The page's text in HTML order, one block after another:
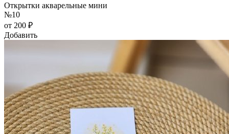
Открытки акварельные мини
№10
от 200 ₽
Добавить